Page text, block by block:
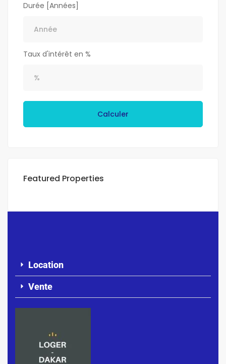
Durée [Années]
Taux d'intérêt en %
Calculer
Featured Properties
Location
Vente